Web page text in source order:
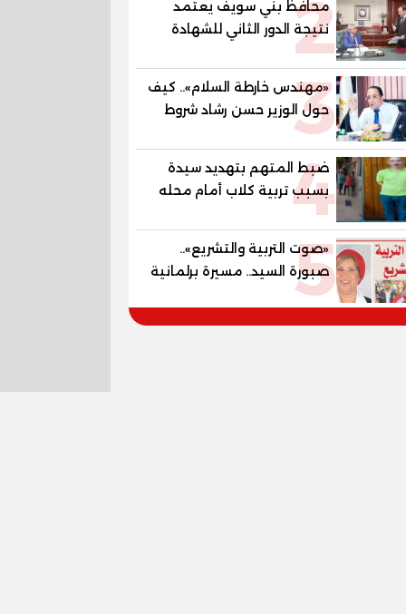
محافظة الدقهلية
2
محافظ بني سويف يعتمد
نتيجة الدور الثاني للشهادة
الإعدادية العامة بنسبة
79.9% نظامي ...و69.55%
منازل.. و70.56% للمهنية ..
و100% للصُم وضعاف السمع3
«مهندس خارطة السلام».. كيف
حول الوزير حسن رشاد شروط
الحرب المعقدة إلى "خارطة
طريق" للانسحاب والإعمار؟
4
ضبط المتهم بتهديد سيدة
بسبب تربية كلاب أمام محله
5
«صوت التربية والتشريع»..
صبورة السيد.. مسيرة برلمانية
وتربوية تجمع بين تشريع